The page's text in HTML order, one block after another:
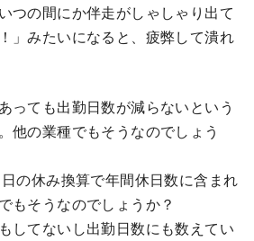
つの間にか伴走がしゃしゃり出て
」みたいになると、疲弊して潰れ
っても出勤日数が減らないという
他の業種でもそうなのでしょう
の休み換算で年間休日数に含まれ
もそうなのでしょうか？
してないし出勤日数にも数えてい